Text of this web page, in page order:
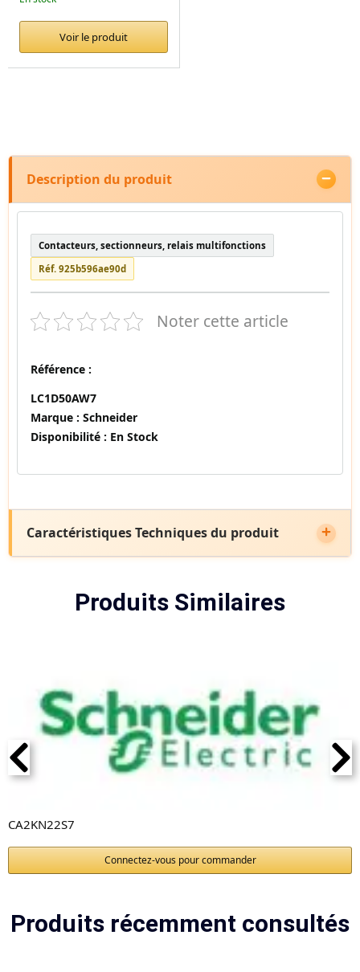
Voir le produit
Description du produit
Contacteurs, sectionneurs, relais multifonctions
Réf. 925b596ae90d
Noter cette article
Référence :
LC1D50AW7
Marque : Schneider
Disponibilité : En Stock
Caractéristiques Techniques du produit
Produits Similaires
CA2KN22S7
Connectez-vous pour commander
Produits récemment consultés